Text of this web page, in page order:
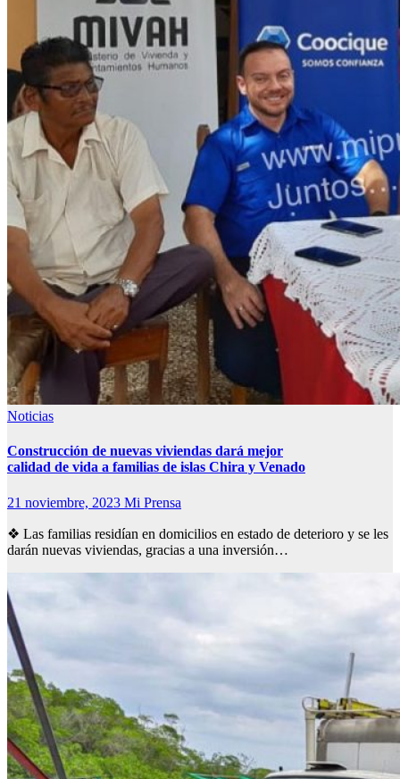
Noticias
Construcción de nuevas viviendas dará mejor
calidad de vida a familias de islas Chira y Venado
21 noviembre, 2023 Mi Prensa
❖ Las familias residían en domicilios en estado de deterioro y se les
darán nuevas viviendas, gracias a una inversión…